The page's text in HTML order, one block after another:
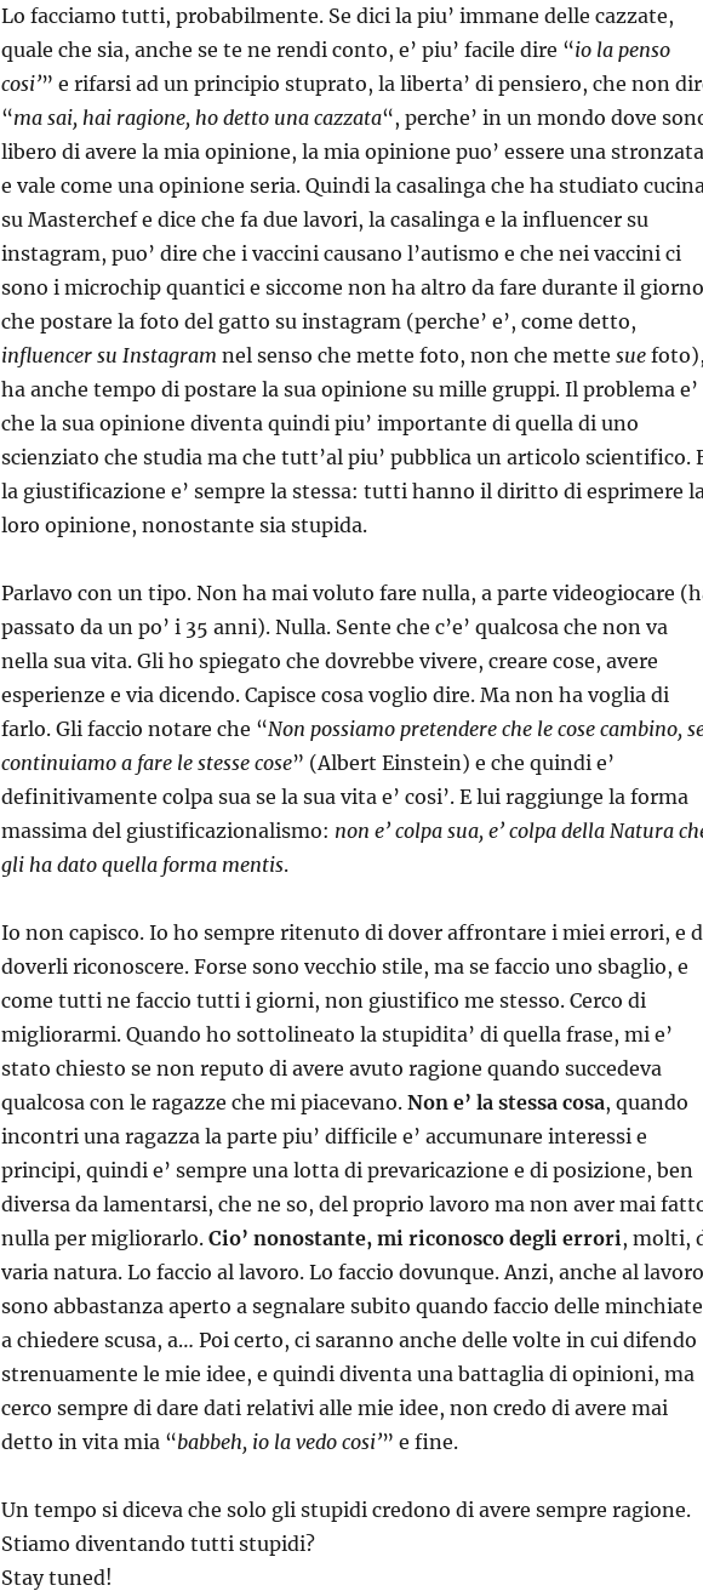
Lo facciamo tutti, probabilmente. Se dici la piu’ immane delle cazzate,
quale che sia, anche se te ne rendi conto, e’ piu’ facile dire “io la penso
cosi’” e rifarsi ad un principio stuprato, la liberta’ di pensiero, che non
“ma sai, hai ragione, ho detto una cazzata“, perche’ in un mondo dove
libero di avere la mia opinione, la mia opinione puo’ essere una
e vale come una opinione seria. Quindi la casalinga che ha studiato
su Masterchef e dice che fa due lavori, la casalinga e la influencer su
instagram, puo’ dire che i vaccini causano l’autismo e che nei vaccini ci
sono i microchip quantici e siccome non ha altro da fare durante il giorno
che postare la foto del gatto su instagram (perche’ e’, come detto,
influencer su Instagram nel senso che mette foto, non che mette suefoto),
ha anche tempo di postare la sua opinione su mille gruppi. Il problema e’
che la sua opinione diventa quindi piu’ importante di quella di uno
scienziato che studia ma che tutt’al piu’ pubblica un articolo scientifico.
la giustificazione e’ sempre la stessa: tutti hanno il diritto di esprimere
loro opinione, nonostante sia stupida.
Parlavo con un tipo. Non ha mai voluto fare nulla, a parte videogiocare
passato da un po’ i 35 anni). Nulla. Sente che c’e’ qualcosa che non va
nella sua vita. Gli ho spiegato che dovrebbe vivere, creare cose, avere
esperienze e via dicendo. Capisce cosa voglio dire. Ma non ha voglia di
farlo. Gli faccio notare che “Non possiamo pretendere che le cose cambino,
continuiamo a fare le stesse cose” (Albert Einstein) e che quindi e’
definitivamente colpa sua se la sua vita e’ cosi’. E lui raggiunge la forma
massima del giustificazionalismo: non e’ colpa sua, e’ colpa della Natura
gli ha dato quella forma mentis.
Io non capisco. Io ho sempre ritenuto di dover affrontare i miei errori, e
doverli riconoscere. Forse sono vecchio stile, ma se faccio uno sbaglio, e
come tutti ne faccio tutti i giorni, non giustifico me stesso. Cerco di
migliorarmi. Quando ho sottolineato la stupidita’ di quella frase, mi e’
stato chiesto se non reputo di avere avuto ragione quando succedeva
qualcosa con le ragazze che mi piacevano. Non e’ la stessa cosa, quando
incontri una ragazza la parte piu’ difficile e’ accumunare interessi e
principi, quindi e’ sempre una lotta di prevaricazione e di posizione, ben
diversa da lamentarsi, che ne so, del proprio lavoro ma non aver mai
nulla per migliorarlo. Cio’ nonostante, mi riconosco degli errori, molti,
varia natura. Lo faccio al lavoro. Lo faccio dovunque. Anzi, anche al lavoro
sono abbastanza aperto a segnalare subito quando faccio delle
a chiedere scusa, a… Poi certo, ci saranno anche delle volte in cui difendo
strenuamente le mie idee, e quindi diventa una battaglia di opinioni, ma
cerco sempre di dare dati relativi alle mie idee, non credo di avere mai
detto in vita mia “babbeh, io la vedo cosi’” e fine.
Un tempo si diceva che solo gli stupidi credono di avere sempre ragione.
Stiamo diventando tutti stupidi?
Stay tuned!